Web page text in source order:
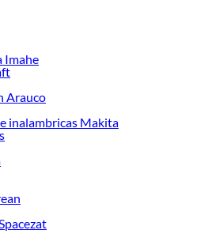
Imahe
Arauco
inalambricas Makita